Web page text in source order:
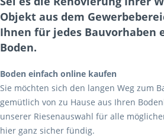
Objekt aus dem
Ihnen für jedes Bauvorhaben
Boden.
Boden einfach online kaufen
Sie möchten sich den langen Weg zum
gemütlich von zu Hause aus Ihren
unserer Riesenauswahl für alle
hier ganz sicher fündig.